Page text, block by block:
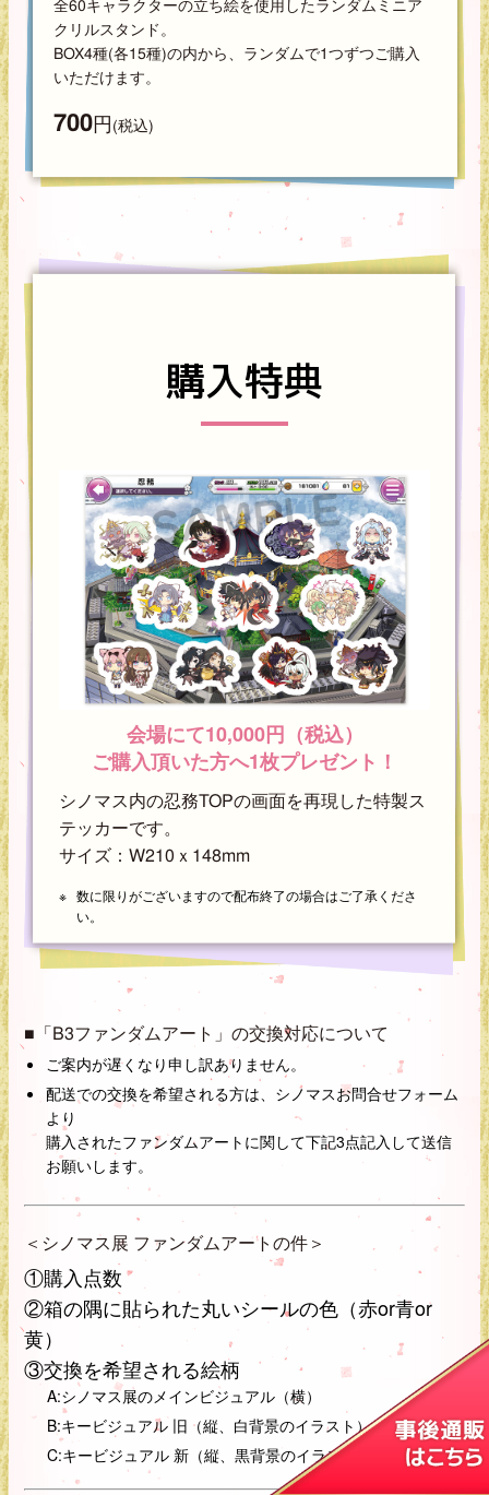
全60キャラクターの立ち絵を使用したランダムミニア
クリルスタンド。
BOX4種(各15種)の内から、ランダムで1つずつご購入
いただけます。
700円(税込)
購入特典
会場にて10,000円（税込）
ご購入頂いた方へ1枚プレゼント！
シノマス内の忍務TOPの画面を再現した特製ス
テッカーです。
サイズ：W210ｘ148mm
数に限りがございますので配布終了の場合はご了承くださ
い。
■「B3ファンダムアート」の交換対応について
ご案内が遅くなり申し訳ありません。
配送での交換を希望される方は、シノマスお問合せフォーム
より
購入されたファンダムアートに関して下記3点記入して送信
お願いします。
＜シノマス展 ファンダムアートの件＞
①購入点数
②箱の隅に貼られた丸いシールの色（赤or青or
黄）
③交換を希望される絵柄
A:シノマス展のメインビジュアル（横）
B:キービジュアル 旧（縦、白背景のイラスト）
C:キービジュアル 新（縦、黒背景のイラスト）